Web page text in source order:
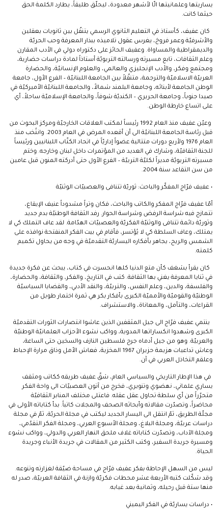
يساريتها وعلمانيتها الّا لأشهر معدودة، ليحلّق طليقاً، يطارد الكلمة الحق
حيثما كانت.
كان عفيف، كأستاذ في التعليم الثانوي الرسمي يتنقّل بين ثانويات بعقلين
والأشرفيّة وعمر فروخ، يغرس عقول تلاميذه ببذار المعرفة وحب الحريّة
والديمقراطية والمساواة. وعفيف الحائز على دكتوراه دولي في الأدب المقارن
وعلم الثقافات، تابع مسيرته ورسالته التربويّة أستاذاً لمادة دراسات حضارية،
ومجتمع وفكر، والأدب الإنجليزي والعالمي، والعلوم الإنسانيّة، والحضارة
العربيّة الاسلاميّة والترجمة، متنقّلاً بين الجامعة اللبنانيّة – الفرع الأول، جامعة
الوطن الجامعة لأبنائه، وجامعة البلمند شمالاً، والجامعة اللبنانيّة الأميركيّة في
صيدا جنوباً، وجامعة الحريري – الكنديّة شوفاً، والجامعة الإسلاميّة ساحلاً، أي
على اتساع خارطة الوطن.
وعيّن عفيف منذ العام 1992 رئيساً لمكتب العلاقات الخارجيّة ومركز البحوث من
قبل رئاسة الجامعة اللبنانيّة الى أن أقعده المرض في العام 2003. وانتُخب منذ
العام 1976 ولأربع دورات متتالية عضواً إداريّاً في اتحاد الكتّاب اللبنانيين ورئيساً
للجنة الثقافيّة، وشارك في العديد من المؤتمرات داخل لبنان وخارجه. وختم
مسيرته التربويّة مديراً لكليّة التربيّة – الفرع الأول حتى أدركته المنون قبل عامين
من سن التقاعد سنة 2004.
• عفيف فرّاج المفكّر والباحث: ثوريّة تتنافى والعصبيّات الوثنيّة
أمّا عفيف فرّاج المفكر والكاتب والباحث، فكان وتراً مشدوداً عنيف الإيقاع،
تتمازج فيه شراسة الرفض وشراسة الحوار. رفد الثقافة الوطنيّة بدم جديد
وثوريّة دائمة تتنافى والوثنيّة الفكريّة والعصبيّات الهدّامة. لقد عاف التملك كي لا
يمتلك، وعاف السلطة كي لا يُؤتسر، فأقام في بيت الفكر المنفتحة نوافذه على
الشمس والريح، يجاهر بأفكاره اليساريّة التقدميّة في وجه من يحاول تكميم
كلمته.
كان يقرأ بشغف كأن متع الدنيا كلها انحسرت في كتاب، يبحث عن فكرة جديدة
في ثنايا المعرفة يغني بها الثقافة. كتب في التاريخ، والفكر، والثقافة، والحضارة،
والفلسفة، والدين، وعلم النفس، والتربيّة، والنقد الأدبي، والقضايا السياسيّة
الوطنيّة والقوميّة والأمميّة الكبرى بأفكار بكر هي ثمرة اختمار طويل من
القراءات، والتأمل، والمعاناة، والاستشراف.
ينتمي عفيف فرّاج الى جيل المثقفين الذين عاشوا انتصارات الثورات التقدميّة
الكبرى وشهدوا انكساراتها المدوية، وواكب نشوء الأحزاب العلمانيّة الوطنيّة
والعربيّة. وهو من جيل أدماه جرح فلسطين النازف والسخين حتى الساعة،
وعاش تداعيات هزيمة حزيران 1967 المخزية، فعاش الأمل وذاق مرارة الإحباط
وعلقم التخاذل العربي في آن.
في هذا الإطار التاريخي والسياسي العام، شقّ عفيف طريقه ككاتب ومثقف
يساري علماني، نهضوي وتنويري، فخرج من آتون العصبيّات الى واحة الفكر
متحرّراً من أي سلطة تحاول عقل عقله. فاعتلى مختلف المنابر الثقافيّة
محاضراً، وتصدّرت مقالاته وأبحاثه الصحف والمجلات كاتباً. بدأ كتاباته الأولى في
مجلّة الطريق، ثمّ انتقل الى اليسار الجديد ليكتب في مجلة الحريّة، ثمّ في مجلة
دراسات عربيّة، ومجلة البلاغ، ومجلة الأسبوع العربي، ومجلة الفكر التقدّمي،
ومجلة الآداب، وتصدّرت كتاباته غلاف ملحق النهار العربي والدولي، وواكب نشوء
ومسيرة جريدة السفير، وكتب الكثير من المقالات في جريدة الأنباء وجريدة
الحياة.
ليس من السهل الإحاطة بفكر عفيف فرّاج في مساحة ضيّقة لغزارته وتنوعه.
وقد شكّلت كتبه الأربعة عشر محطات فكريّة وازنة في الثقافة العربيّة، صدر له
منها ستة قبل رحيله، وثمانية بعد غيابه.
• دراسات يساريّة في الفكر اليميني